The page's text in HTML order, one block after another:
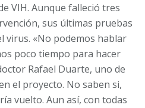
VIH. Aunque falleció tres
sus últimas pruebas
virus. «No podemos hablar
poco tiempo para hacer
Rafael Duarte, uno de
el proyecto. No saben si,
vuelto. Aun así, con todas